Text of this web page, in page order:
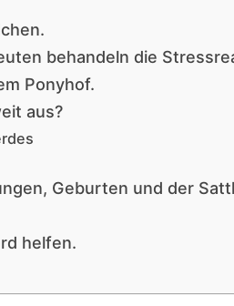
behandeln die
Ponyhof.
aus?
Geburten und der
helfen.